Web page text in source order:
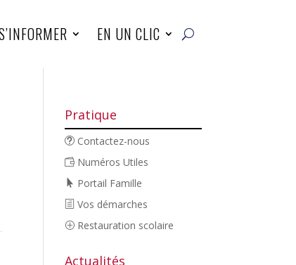
EN UN CLIC
Pratique
Contactez-nous
Numéros Utiles
Portail Famille
Vos démarches
Restauration scolaire
Actualités